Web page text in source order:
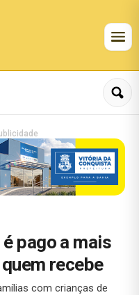
pago a mais
recebe
com crianças de